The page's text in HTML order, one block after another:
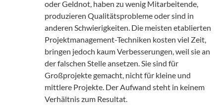
oder Geldnot, haben zu wenig Mitarbeitende,
produzieren Qualitätsprobleme oder sind in
anderen Schwierigkeiten. Die meisten etablierten
Projektmanagement-Techniken kosten viel Zeit,
bringen jedoch kaum Verbesserungen, weil sie an
der falschen Stelle ansetzen. Sie sind für
Großprojekte gemacht, nicht für kleine und
mittlere Projekte. Der Aufwand steht in keinem
Verhältnis zum Resultat.